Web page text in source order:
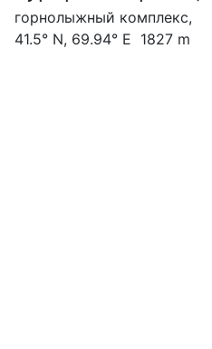
горнолыжный комплекс,
41.5° N, 69.94° E 1827 m